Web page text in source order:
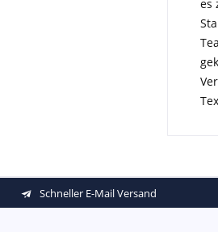
es
Schneller E-Mail Versand